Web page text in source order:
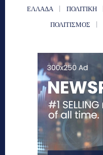
ΕΛΛΑΔΑ ΠΟΛΙΤΙΚΗ
ΠΟΛΙΤΙΣΜΟΣ